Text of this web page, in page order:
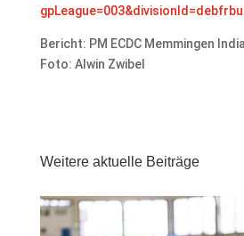
Bericht: PM ECDC Memmingen
Foto: Alwin Zwibel
Weitere aktuelle Beiträge